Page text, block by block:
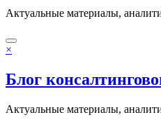
Актуальные материалы,
×
Блог
Актуальные материалы,